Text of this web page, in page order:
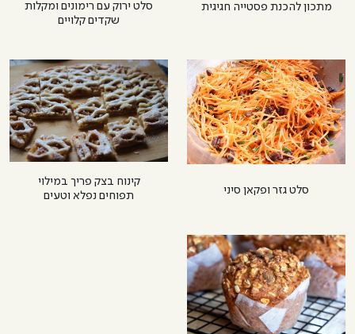
מתכון להכנת פסטייה חגיגית
סלט ירוק עם רימונים ומקלות
שקדים קלויים
סלט גזר ופקאן סיני
קינוח בצק פריך במילוי
תפוחים נפלא וטעים